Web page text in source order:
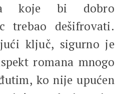
koje bi dobro
trebao dešifrovati.
ključ, sigurno je
romana mnogo
ko nije upućen